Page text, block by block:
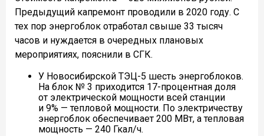
Предыдущий капремонт проводили в 2020 году. С
тех пор энергоблок отработал свыше 33 тысяч
часов и нуждается в очередных плановых
мероприятиях, пояснили в СГК.
У Новосибирской ТЭЦ-5 шесть энергоблоков.
На блок № 3 приходится 17-процентная доля
от электрической мощности всей станции
и 9% — тепловой мощности. По электричеству
энергоблок обеспечивает 200 МВт, а тепловая
мощность — 240 Гкал/ч.